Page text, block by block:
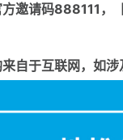
邀请码888111，
来自于互联网，如